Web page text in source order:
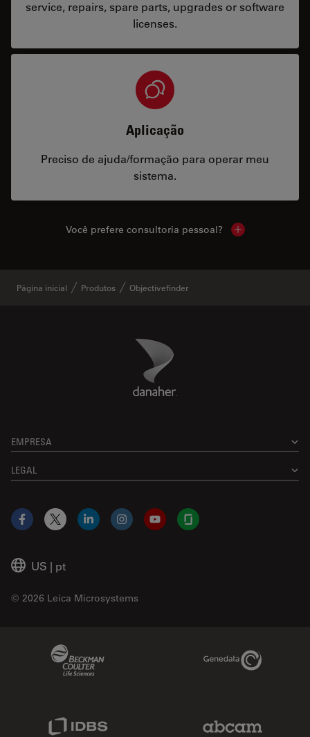
service, repairs, spare parts, upgrades or software
licenses.
Aplicação
Preciso de ajuda/formação para operar meu
sistema.
Você prefere consultoria pessoal? Show local
Página inicial Produtos Objectivefinder
Danaher Logo
EMPRESA
LEGAL
US | pt
© 2026 Leica Microsystems
Facebook
X LinkedInInstagramYouTubeGlassdoor
Genedata Link